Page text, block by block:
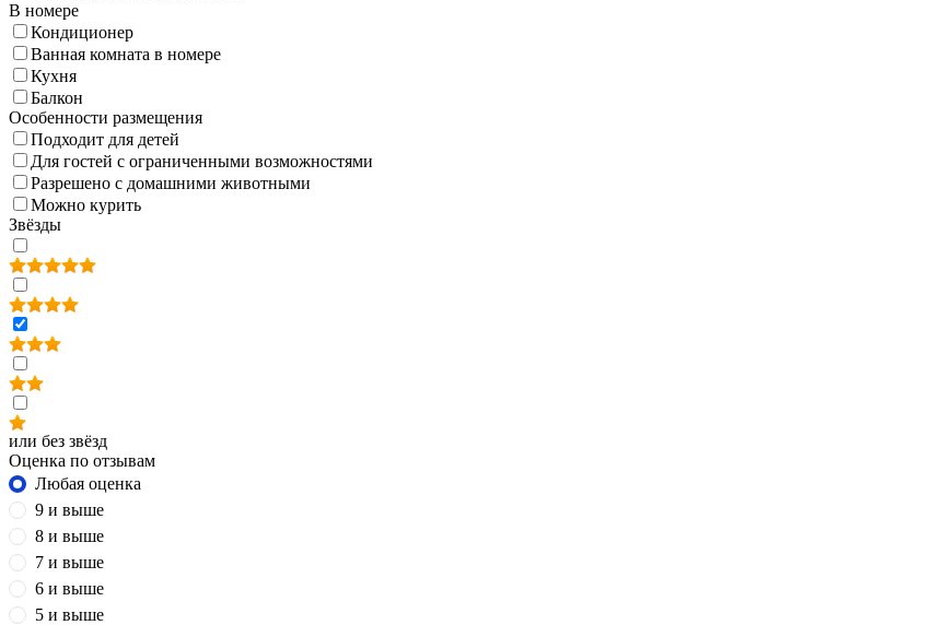
В номере
Кондиционер
Ванная комната в номере
Кухня
Балкон
Особенности размещения
Подходит для детей
Для гостей с ограниченными возможностями
Разрешено с домашними животными
Можно курить
Звёзды
или без звёзд
Оценка по отзывам
Любая оценка
9 и выше
8 и выше
7 и выше
6 и выше
5 и выше